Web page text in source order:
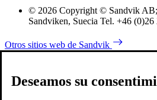
© 2026 Copyright © Sandvik AB;
Sandviken, Suecia Tel. +46 (0)26
Otros sitios web de Sandvik
Deseamos su